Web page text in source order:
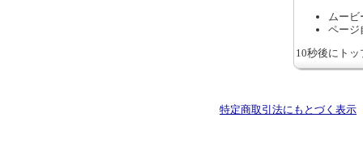
ムービ
ページ
10秒後にト
特定商取引法にもとづく表示